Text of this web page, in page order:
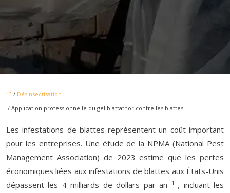
/ Désinsectisation
/ Application professionnelle du gel blattathor contre les blattes
Les infestations de blattes représentent un coût important
pour les entreprises. Une étude de la NPMA (National Pest
Management Association) de 2023 estime que les pertes
économiques liées aux infestations de blattes aux États-Unis
dépassent les 4 milliards de dollars par an
1 , incluant les